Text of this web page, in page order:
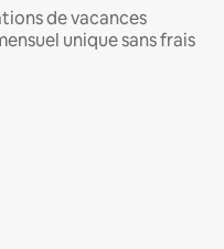
de vacances
unique sans frais